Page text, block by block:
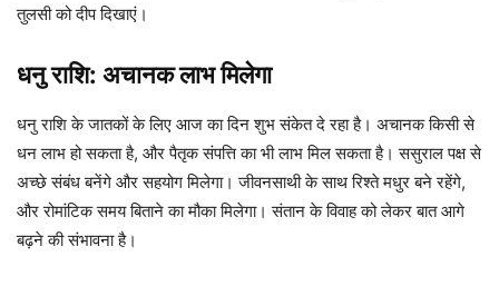
तुलसी को दीप दिखाएं।
धनु राशि: अचानक लाभ मिलेगा
धनु राशि के जातकों के लिए आज का दिन शुभ संकेत दे रहा है। अचानक किसी से
धन लाभ हो सकता है, और पैतृक संपत्ति का भी लाभ मिल सकता है। ससुराल पक्ष से
अच्छे संबंध बनेंगे और सहयोग मिलेगा। जीवनसाथी के साथ रिश्ते मधुर बने रहेंगे,
और रोमांटिक समय बिताने का मौका मिलेगा। संतान के विवाह को लेकर बात आगे
बढ़ने की संभावना है।